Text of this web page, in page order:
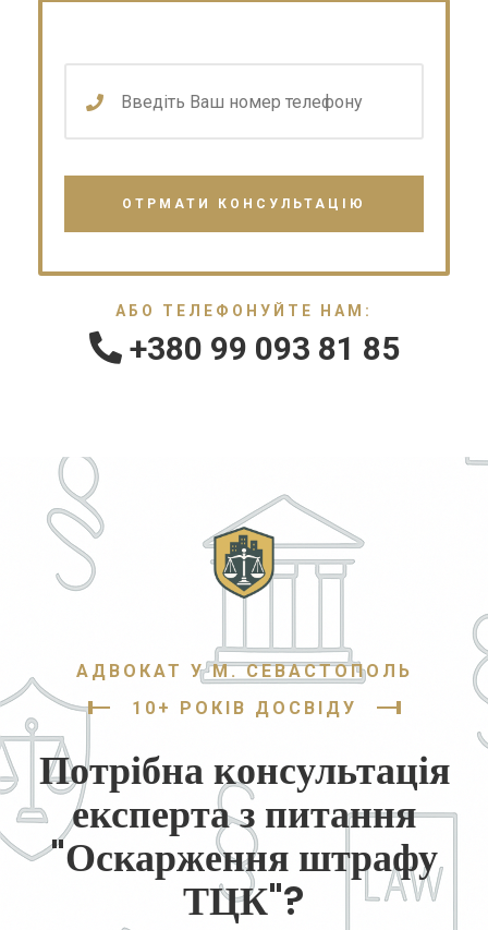
АБО ТЕЛЕФОНУЙТЕ НАМ:
+380 99 093 81 85
АДВОКАТ У М. СЕВАСТОПОЛЬ
10+ РОКІВ ДОСВІДУ
Потрібна консультація
експерта з питання
"Оскарження штрафу
ТЦК"?